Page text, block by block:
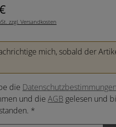
zzgl. Versandkosten
mich, sobald der
die Datenschutzbestimmungen
und die AGB gelesen und
*